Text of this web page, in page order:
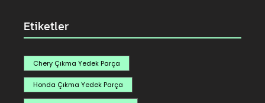
Etiketler
Chery Çıkma Yedek Parça
Honda Çıkma Yedek Parça